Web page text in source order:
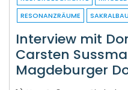
Interview mit
Carsten
Magdeburger
1.) Herr Sußmann Sie